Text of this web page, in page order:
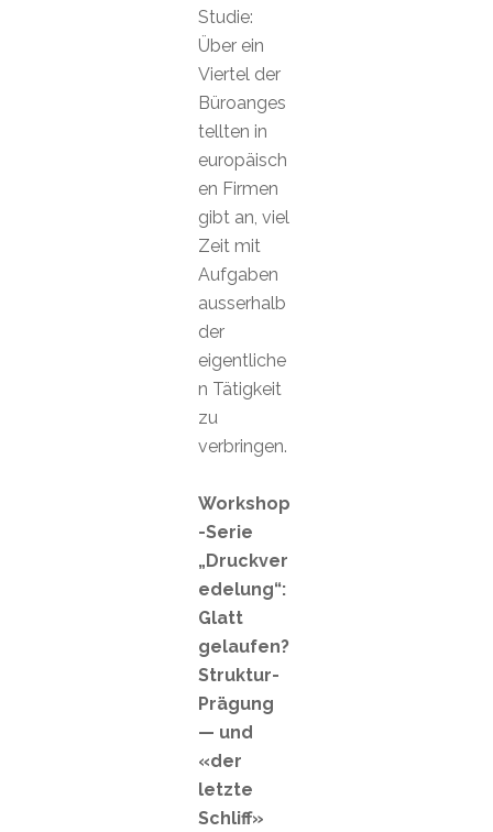
Studie:
Über ein
Viertel der
Büroanges
tellten in
europäisch
en Firmen
gibt an, viel
Zeit mit
Aufgaben
ausserhalb
der
eigentliche
n Tätigkeit
zu
verbringen.
Workshop
-Serie
„Druckver
edelung“:
Glatt
gelaufen?
Struktur-
Prägung
— und
«der
letzte
Schliff»